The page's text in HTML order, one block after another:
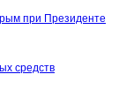
при Президенте
средств